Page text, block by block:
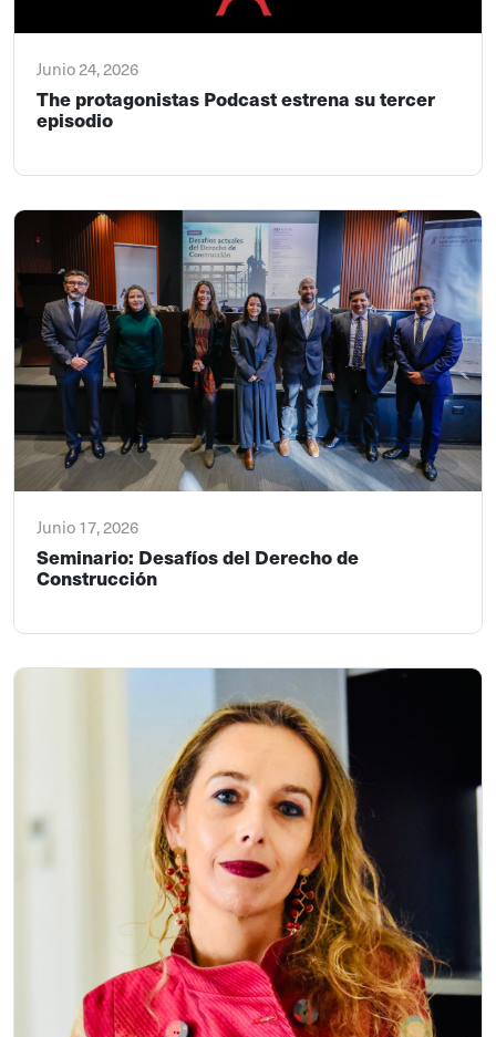
Junio 24, 2026
The protagonistas Podcast estrena su tercer
episodio
Junio 17, 2026
Seminario: Desafíos del Derecho de
Construcción